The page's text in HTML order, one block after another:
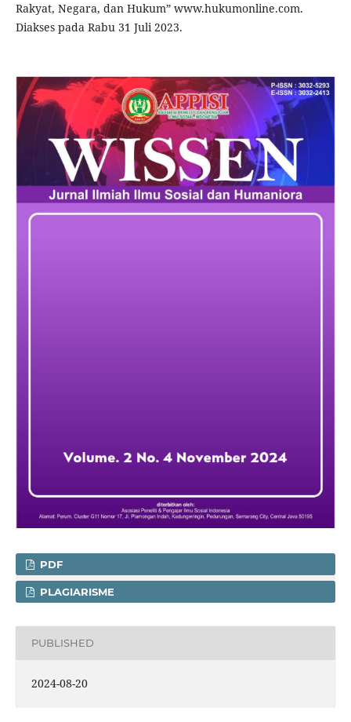
Rakyat, Negara, dan Hukum” www.hukumonline.com.
Diakses pada Rabu 31 Juli 2023.
PDF
PLAGIARISME
PUBLISHED
2024-08-20